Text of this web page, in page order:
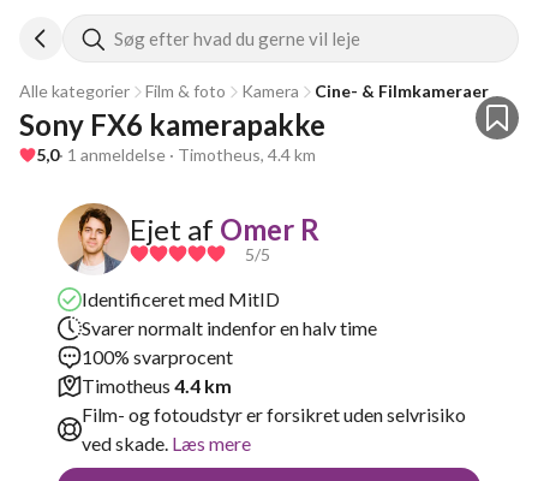
Søg efter hvad du gerne vil leje
Alle kategorier Film & foto Kamera Cine- & Filmkameraer
Sony FX6 kamerapakke
5,0· 1 anmeldelse · Timotheus, 4.4 km
Ejet af Omer R
5/5
Identificeret med MitID
Svarer normalt indenfor en halv time
100% svarprocent
Timotheus 4.4 km
Film- og fotoudstyr er forsikret uden selvrisiko
ved skade. Læs mere